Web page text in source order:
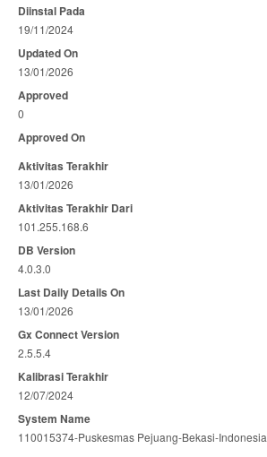
Diinstal Pada
19/11/2024
Updated On
13/01/2026
Approved
0
Approved On
Aktivitas Terakhir
13/01/2026
Aktivitas Terakhir Dari
101.255.168.6
DB Version
4.0.3.0
Last Daily Details On
13/01/2026
Gx Connect Version
2.5.5.4
Kalibrasi Terakhir
12/07/2024
System Name
110015374-Puskesmas Pejuang-Bekasi-Indonesia